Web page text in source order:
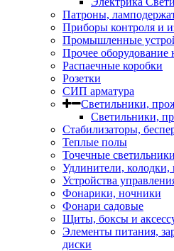
Патроны,
Приборы контроля и
Промышленные
Прочее оборудование
Распаечные коробки
Розетки
СИП арматура
Светильники,
Светильники,
Стабилизаторы,
Теплые полы
Точечные светильники
Удлинители,
Устройства
Фонарики, ночники
Фонари садовые
Щиты, боксы и
Элементы питания,
диски